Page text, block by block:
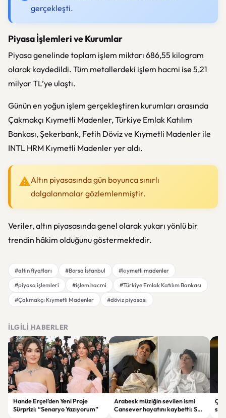
gerçekleşti.
Piyasa İşlemleri ve Kurumlar
Piyasa genelinde toplam işlem miktarı 686,55 kilogram
olarak kaydedildi. Tüm metallerdeki işlem hacmi ise 5,21
milyar TL’ye ulaştı.
Günün en yoğun işlem gerçekleştiren kurumları arasında
Çakmakçı Kıymetli Madenler, Türkiye Emlak Katılım
Bankası, Şekerbank, Fetih Döviz ve Kıymetli Madenler ile
INTL HRM Kıymetli Madenler yer aldı.
Altın piyasasında gün boyunca sınırlı
dalgalanmalar gözlemlenmiştir.
Veriler, altın piyasasında genel olarak yukarı yönlü bir
trendin hâkim olduğunu göstermektedir.
#altın fiyatları #Borsa İstanbul
#kıymetli madenler
#piyasa işlemleri
#işlem hacmi
#Türkiye Emlak Katılım Bankası
#Çakmakçı Kıymetli Madenler
#döviz piyasası
İLGILI HABERLER
Hande Erçel’den Yeni Proje
Sürprizi: “Senaryo Yazıyorum”
Arabesk müziğin sevilen ismi
Cansever hayatını kaybetti: Son